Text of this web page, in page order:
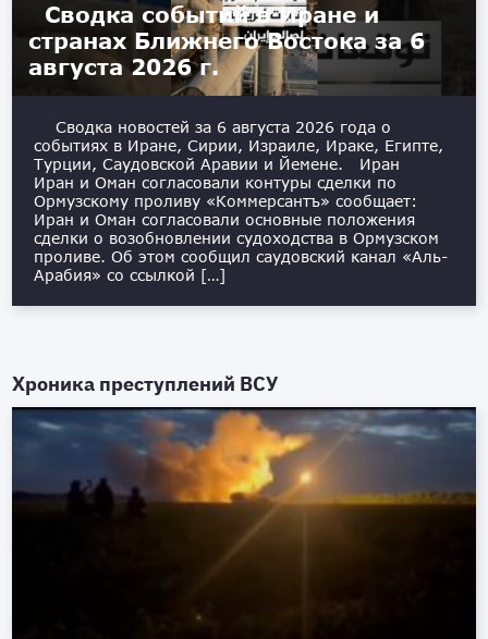
Сводка событий в Иране и
странах Ближнего Востока за 6
августа 2026 г.
Сводка новостей за 6 августа 2026 года о
событиях в Иране, Сирии, Израиле, Ираке, Египте,
Турции, Саудовской Аравии и Йемене. Иран
Иран и Оман согласовали контуры сделки по
Ормузскому проливу «Коммерсантъ» сообщает:
Иран и Оман согласовали основные положения
сделки о возобновлении судоходства в Ормузском
проливе. Об этом сообщил саудовский канал «Аль-
Арабия» со ссылкой […]
Хроника преступлений ВСУ